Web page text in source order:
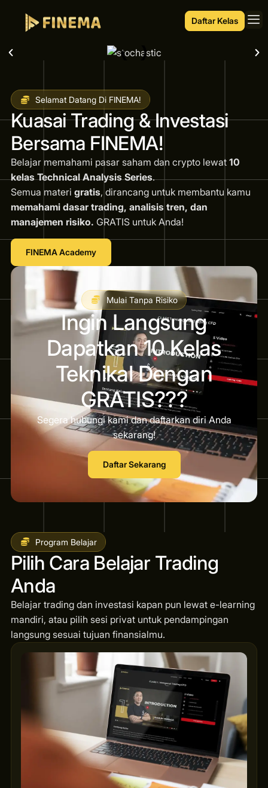
Daftar Kelas
Selamat Datang Di FINEMA!
Kuasai Trading & Investasi
Bersama FINEMA!
Belajar memahami pasar saham dan crypto lewat 10
kelas Technical Analysis Series.
Semua materi gratis, dirancang untuk membantu kamu
memahami dasar trading, analisis tren, dan
manajemen risiko. GRATIS untuk Anda!
FINEMA Academy
Mulai Tanpa Risiko
Ingin Langsung
Dapatkan 10 Kelas
Teknikal Dengan
GRATIS???
Segera hubungi kami dan daftarkan diri Anda
sekarang!
Daftar Sekarang
Program Belajar
Pilih Cara Belajar Trading
Anda
Belajar trading dan investasi kapan pun lewat e-learning
mandiri, atau pilih sesi privat untuk pendampingan
langsung sesuai tujuan finansialmu.